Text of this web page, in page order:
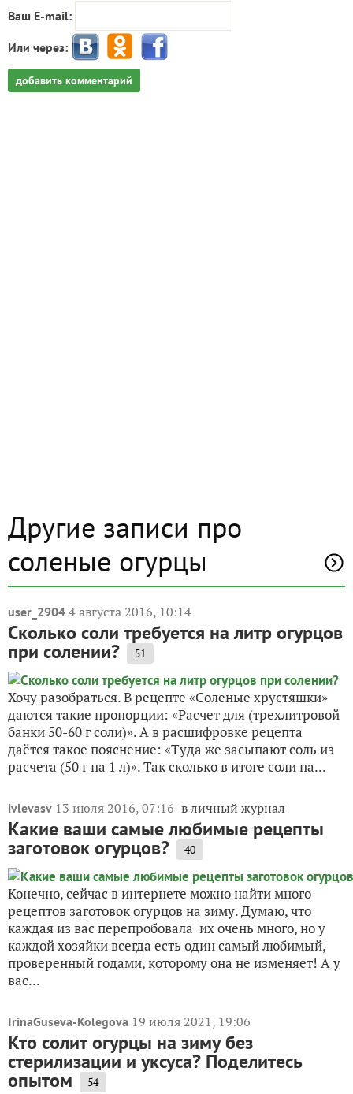
Ваш E-mail:
Или через:
добавить комментарий
Другие записи про
соленые огурцы
user_2904 4 августа 2016, 10:14
Сколько соли требуется на литр огурцов
при солении? 51
Хочу разобраться. В рецепте «Соленые хрустяшки»
даются такие пропорции: «Расчет для (трехлитровой
банки 50-60 г соли)». А в расшифровке рецепта
даётся такое пояснение: «Туда же засыпают соль из
расчета (50 г на 1 л)». Так сколько в итоге соли на...
ivlevasv 13 июля 2016, 07:16 в личный журнал
Какие ваши самые любимые рецепты
заготовок огурцов? 40
Конечно, сейчас в интернете можно найти много
рецептов заготовок огурцов на зиму. Думаю, что
каждая из вас перепробовала их очень много, но у
каждой хозяйки всегда есть один самый любимый,
проверенный годами, которому она не изменяет! А у
вас...
IrinaGuseva-Kolegova 19 июля 2021, 19:06
Кто солит огурцы на зиму без
стерилизации и уксуса? Поделитесь
опытом 54